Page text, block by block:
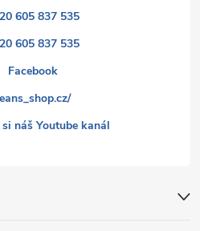
605 837 535
605 837 535
Facebook
náš Youtube kanál